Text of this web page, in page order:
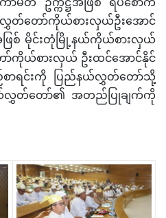
မတီ ဥက္ကဋ္ဌအဖြစ် ရပ်စောက်
တ်တော်ကိုယ်စားလှယ်ဦးအောင်
ဖြစ် မိုင်းတုံမြို့နယ်ကိုယ်စားလှယ်
ကိုယ်စားလှယ် ဦးထင်အောင်နိုင်
စာရင်းကို ပြည်နယ်လွှတ်တော်သို့
နယ်လွှတ်တော်၏ အတည်ပြုချက်ကို